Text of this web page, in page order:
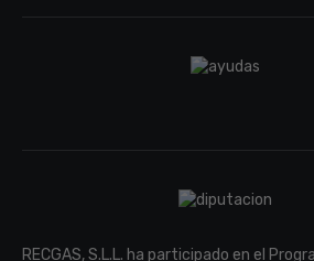
RECGAS, S.L.L. ha participado en el